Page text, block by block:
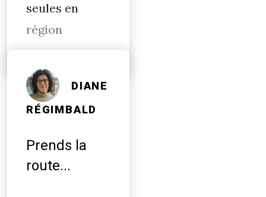
seules en
région
DIANE
RÉGIMBALD
Prends la
route...